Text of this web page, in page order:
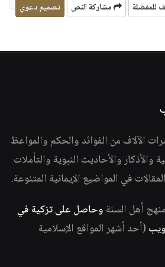
للمفضلة مشاركة النص تصميم دعوي
الآلاف من الفوائد والحكم والمواعظ
والأذكار والأحاديث النبوية والتأملات
في المواضيع الإيمانية المتنوعة.
أهل السنة وحاصل على تزكية في
(أحد أشهر المواقع الإسلامية